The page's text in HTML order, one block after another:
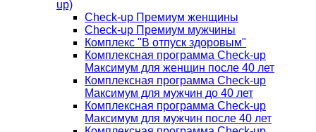
up)
Check-up Премиум женщины
Check-up Премиум мужчины
Комплекс "В отпуск здоровым"
Комплексная программа Check-up
Максимум для женщин после 40 лет
Комплексная программа Check-up
Максимум для мужчин до 40 лет
Комплексная программа Check-up
Максимум для мужчин после 40 лет